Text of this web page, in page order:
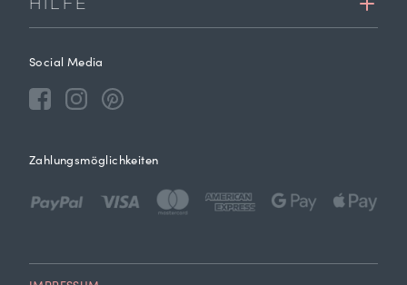
Social Media
Zahlungsmöglichkeiten